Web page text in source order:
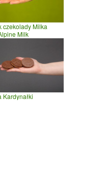
czekolady Milka
Milk
Kardynałki